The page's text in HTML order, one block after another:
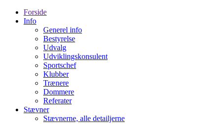
Forside
Info
Generel info
Bestyrelse
Udvalg
Udviklingskonsulent
Sportschef
Klubber
Trænere
Dommere
Referater
Stævner
Stævnerne, alle detailjerne